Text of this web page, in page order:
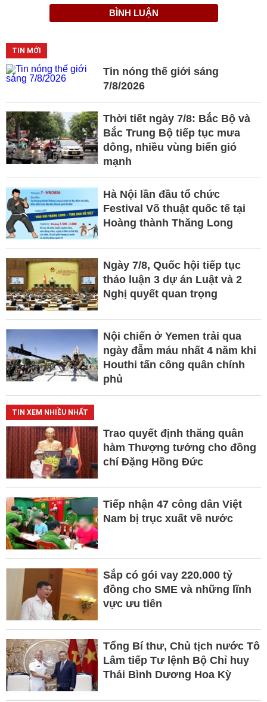
BÌNH LUẬN
TIN MỚI
Tin nóng thế giới sáng
7/8/2026
Thời tiết ngày 7/8: Bắc Bộ và
Bắc Trung Bộ tiếp tục mưa
dông, nhiều vùng biển gió
mạnh
Hà Nội lần đầu tổ chức
Festival Võ thuật quốc tế tại
Hoàng thành Thăng Long
Ngày 7/8, Quốc hội tiếp tục
thảo luận 3 dự án Luật và 2
Nghị quyết quan trọng
Nội chiến ở Yemen trải qua
ngày đẫm máu nhất 4 năm khi
Houthi tấn công quân chính
phủ
TIN XEM NHIỀU NHẤT
Trao quyết định thăng quân
hàm Thượng tướng cho đồng
chí Đặng Hồng Đức
Tiếp nhận 47 công dân Việt
Nam bị trục xuất về nước
Sắp có gói vay 220.000 tỷ
đồng cho SME và những lĩnh
vực ưu tiên
Tổng Bí thư, Chủ tịch nước Tô
Lâm tiếp Tư lệnh Bộ Chỉ huy
Thái Bình Dương Hoa Kỳ